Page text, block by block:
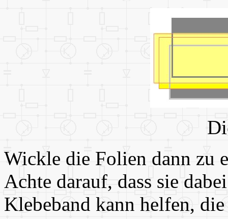
Wickle die Folien dann zu
Achte darauf, dass sie
Klebeband kann helfen,